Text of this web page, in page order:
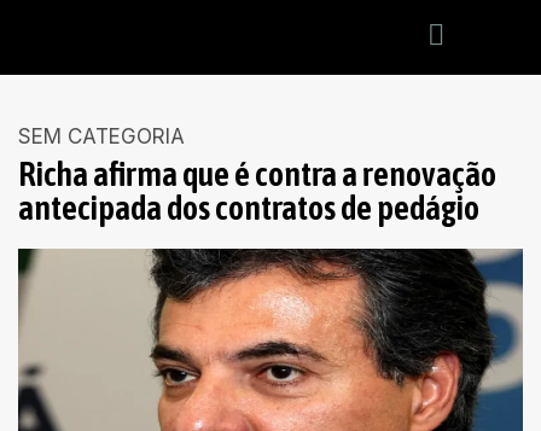
SEM CATEGORIA
Richa afirma que é contra a renovação
antecipada dos contratos de pedágio